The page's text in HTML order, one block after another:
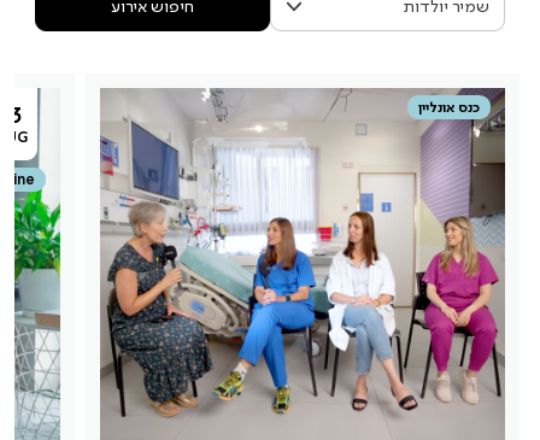
חיפוש אירוע
כנס אונליין 13